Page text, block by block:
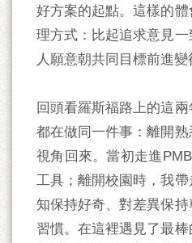
好方案的起點。這樣的
理方式：比起追求意見
人願意朝共同目標前進變
回頭看羅斯福路上的這
都在做同一件事：離開
視角回來。當初走進
工具；離開校園時，我
知保持好奇、對差異保
習慣。在這裡遇見了最